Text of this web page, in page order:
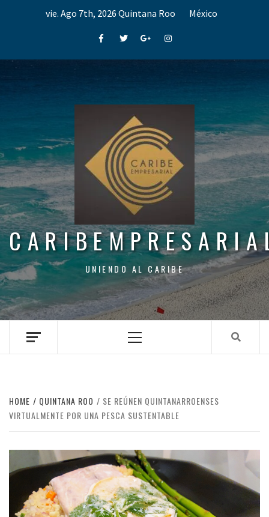
vie. Ago 7th, 2026 Quintana Roo México
FacebookTwitterGoogle+Instagram
UNIENDO AL CARIBE
Menu
HOME QUINTANA ROO
SE REÚNEN QUINTANARROENSES
VIRTUALMENTE POR UNA PESCA SUSTENTABLE